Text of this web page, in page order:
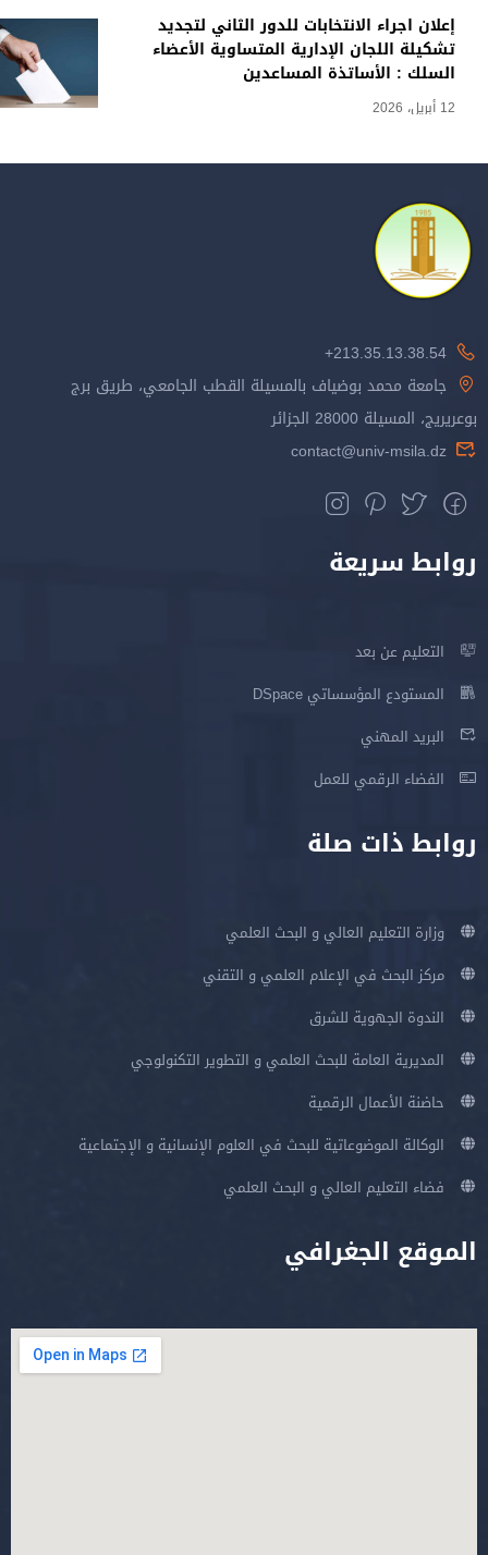
إعلان اجراء الانتخابات للدور الثاني لتجديد
تشكيلة اللجان الإدارية المتساوية الأعضاء
السلك : الأساتذة المساعدين
12 أبريل، 2026
213.35.13.38.54+
جامعة محمد بوضياف بالمسيلة القطب الجامعي، طريق برج
بوعريريج، المسيلة 28000 الجزائر
contact@univ-msila.dz
روابط سريعة
التعليم عن بعد
المستودع المؤسساتي DSpace
البريد المهني
الفضاء الرقمي للعمل
روابط ذات صلة
وزارة التعليم العالي و البحث العلمي
مركز البحث في الإعلام العلمي و التقني
الندوة الجهوية للشرق
المديرية العامة للبحث العلمي و التطوير التكنولوجي
حاضنة الأعمال الرقمية
الوكالة الموضوعاتية للبحث في العلوم الإنسانية و الإجتماعية
فضاء التعليم العالي و البحث العلمي
الموقع الجغرافي